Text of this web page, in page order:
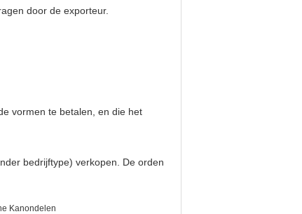
door de exporteur.
vormen te betalen, en die het
bedrijftype) verkopen. De orden
Kanondelen